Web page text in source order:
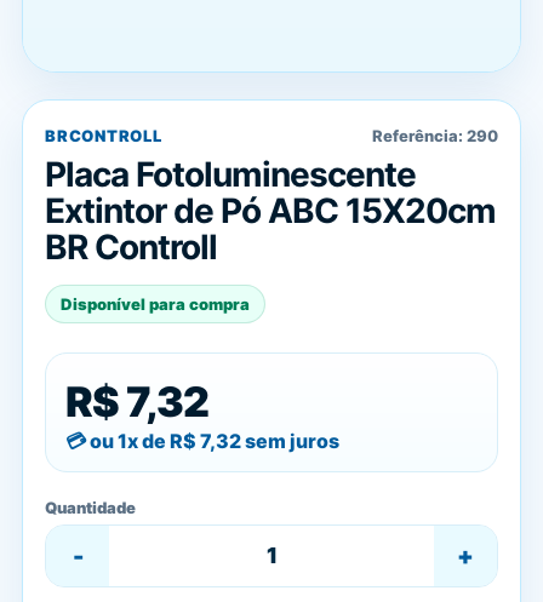
BRCONTROLL Referência: 290
Placa Fotoluminescente
Extintor de Pó ABC 15X20cm
BR Controll
Disponível para compra
R$ 7,32
ou 1x de R$ 7,32sem juros
Quantidade
- +